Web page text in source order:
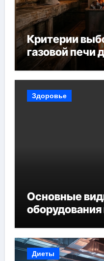
Критерии
газовой печи
Здоровье
Основные
оборудования
Диеты